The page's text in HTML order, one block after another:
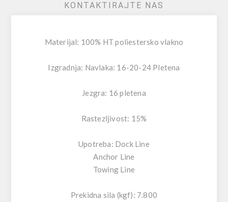
KONTAKTIRAJTE NAS
Materijal: 100% HT poliestersko vlakno
Izgradnja: Navlaka: 16-20-24 Pletena
Jezgra: 16 pletena
Rastezljivost: 15%
Upotreba: Dock Line
Anchor Line
Towing Line
Prekidna sila (kgf): 7.800